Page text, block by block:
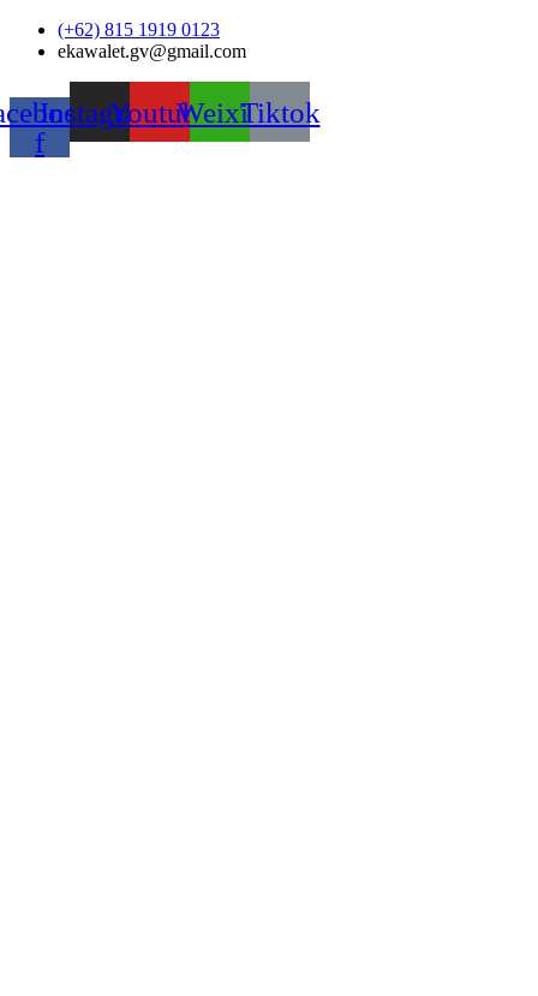
Skip
(+62) 815 1919 0123
ekawalet.gv@gmail.com
f
InstagramYoutubeWeixinTiktok